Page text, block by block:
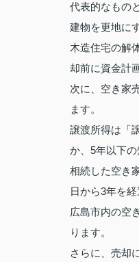
代表的なもの
建物を更地に
木造住宅の解
却前に資金計
次に、空き家
ます。
譲渡所得は「
か、5年以下の
相続した空き
日から3年を
広島市内の空
ります。
さらに、売却